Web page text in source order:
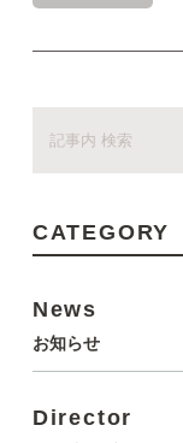
CATEGORY
News
お知らせ
Director